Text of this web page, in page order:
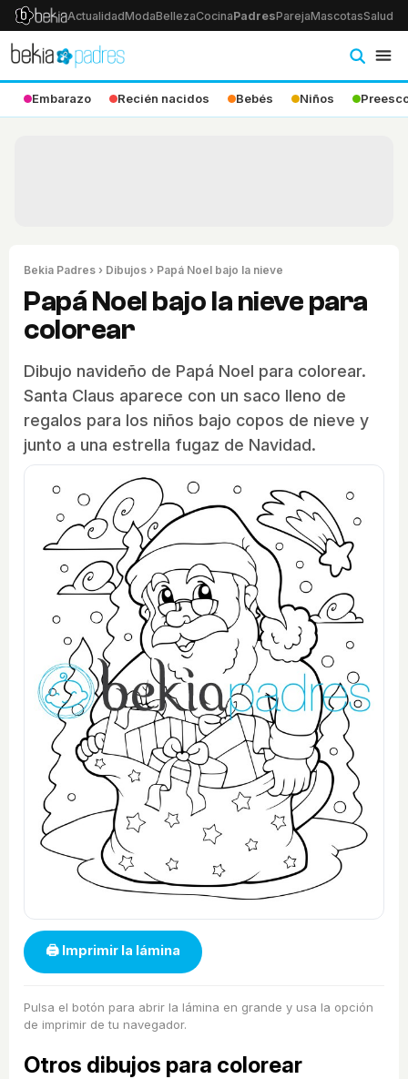
ActualidadModaBellezaCocinaPadresParejaMascotasSalud
Embarazo Recién nacidos Bebés Niños
Bekia Padres › Dibujos › Papá Noel bajo la nieve
Papá Noel bajo la nieve para
colorear
Dibujo navideño de Papá Noel para colorear.
Santa Claus aparece con un saco lleno de
regalos para los niños bajo copos de nieve y
junto a una estrella fugaz de Navidad.
🖨 Imprimir la lámina
Pulsa el botón para abrir la lámina en grande y usa la opción
de imprimir de tu navegador.
Otros dibujos para colorear